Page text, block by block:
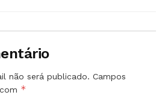
não será publicado. Campos
*